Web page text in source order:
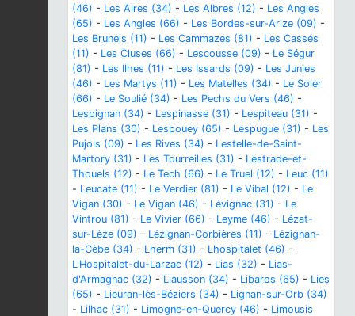
(46) - Les Aires (34) - Les Albres (12) - Les Angles
(65) - Les Angles (66) - Les Bordes-sur-Arize (09) -
Les Brunels (11) - Les Cammazes (81) - Les Cassés
(11) - Les Cluses (66) - Lescousse (09) - Le Ségur
(81) - Les Ilhes (11) - Les Issards (09) - Les Junies
(46) - Les Martys (11) - Les Matelles (34) - Le Soler
(66) - Le Soulié (34) - Les Pechs du Vers (46) -
Lespignan (34) - Lespinasse (31) - Lespiteau (31) -
Les Plans (30) - Lespouey (65) - Lespugue (31) - Les
Pujols (09) - Les Rives (34) - Lestelle-de-Saint-
Martory (31) - Les Tourreilles (31) - Lestrade-et-
Thouels (12) - Le Tech (66) - Le Truel (12) - Leuc (11)
- Leucate (11) - Le Verdier (81) - Le Vibal (12) - Le
Vigan (30) - Le Vigan (46) - Lévignac (31) - Le
Vintrou (81) - Le Vivier (66) - Leyme (46) - Lézat-
sur-Lèze (09) - Lézignan-Corbières (11) - Lézignan-
la-Cèbe (34) - Lherm (31) - Lhospitalet (46) -
L'Hospitalet-du-Larzac (12) - Lias (32) - Lias-
d'Armagnac (32) - Liausson (34) - Libaros (65) - Lies
(65) - Lieuran-lès-Béziers (34) - Lignan-sur-Orb (34)
- Lilhac (31) - Limogne-en-Quercy (46) - Limousis